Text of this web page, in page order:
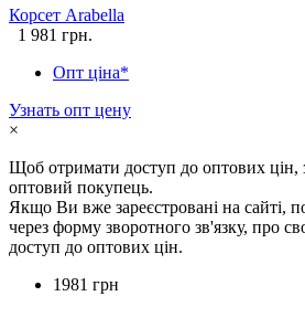
Корсет Arabella
1 981 грн.
Опт ціна*
Узнать опт цену
×
Щоб отримати доступ до оптових цін,
оптовий покупець.
Якщо Ви вже зареєстровані на сайті,
через форму зворотного зв'язку, про
доступ до оптових цін.
1981 грн